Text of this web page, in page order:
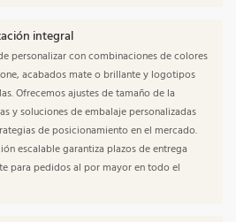
integral
personalizar con combinaciones de colores
acabados mate o brillante y logotipos
Ofrecemos ajustes de tamaño de la
y soluciones de embalaje personalizadas
de posicionamiento en el mercado.
escalable garantiza plazos de entrega
para pedidos al por mayor en todo el